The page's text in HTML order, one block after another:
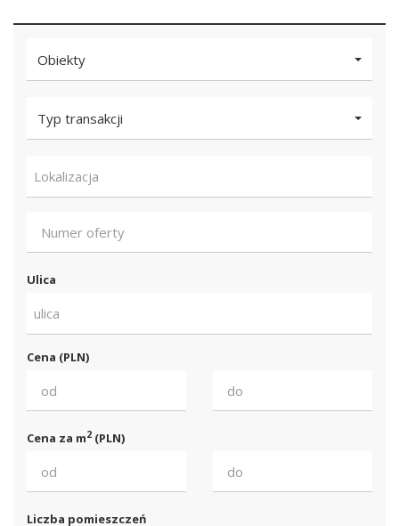
Obiekty
Typ transakcji
Lokalizacja
Ulica
ulica
Cena (PLN)
Cena za m2 (PLN)
Liczba pomieszczeń